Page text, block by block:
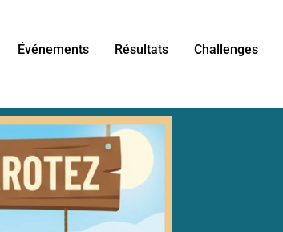
Événements Résultats Challenges